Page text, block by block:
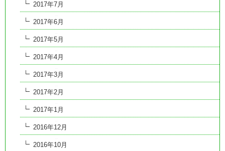
2017年7月
2017年6月
2017年5月
2017年4月
2017年3月
2017年2月
2017年1月
2016年12月
2016年10月